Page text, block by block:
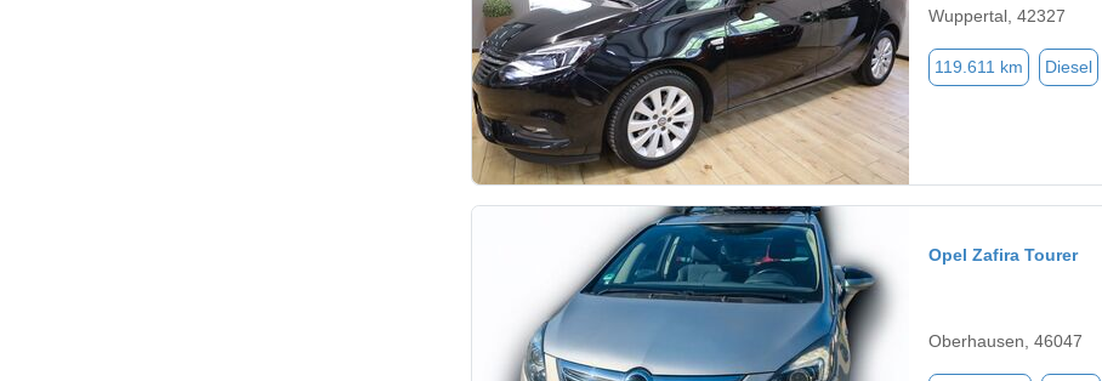
Wuppertal, 42327
119.611 km Diesel
Opel Zafira Tourer
Oberhausen, 46047